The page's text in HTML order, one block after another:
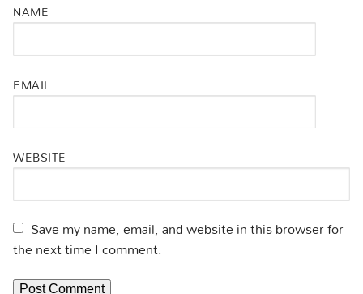
NAME
EMAIL
WEBSITE
Save my name, email, and website in this browser for
the next time I comment.